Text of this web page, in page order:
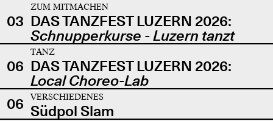
03
ZUM MITMACHEN
DAS TANZFEST LUZERN 2026:
Schnupperkurse - Luzern tanzt
06
TANZ
DAS TANZFEST LUZERN 2026:
Local Choreo-Lab
06
VERSCHIEDENES
Südpol Slam